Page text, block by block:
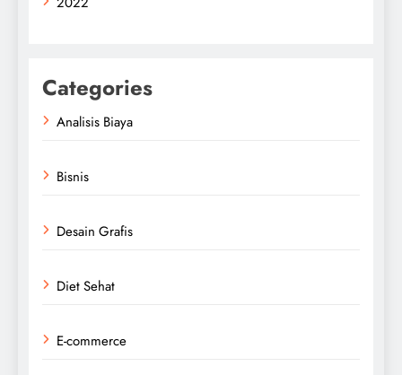
Categories
Analisis Biaya
Bisnis
Desain Grafis
Diet Sehat
E-commerce